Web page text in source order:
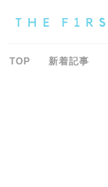
TOP 新着記事